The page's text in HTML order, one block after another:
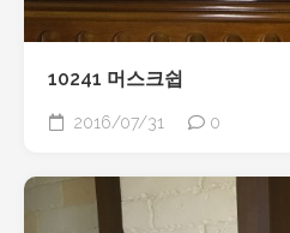
10241 머스크쉽
2016/07/31 0